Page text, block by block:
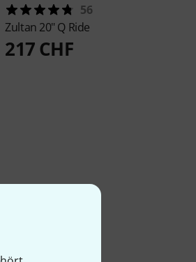
56
Zultan 20" Q Ride
217 CHF